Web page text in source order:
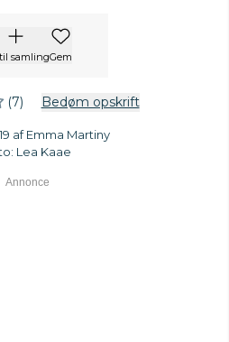
samlingGem
(7) Bedøm opskrift
af Emma Martiny
Lea Kaae